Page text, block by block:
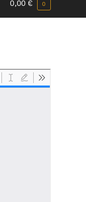
0,00 € 0